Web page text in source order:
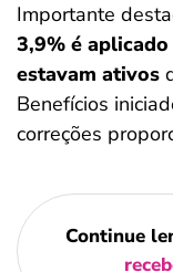
Importante
3,9% é
estavam ativos
Benefícios
correções
Continue